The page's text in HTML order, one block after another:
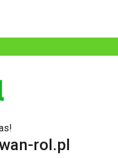
rol.pl